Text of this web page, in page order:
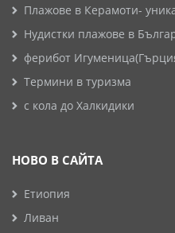
Плажове в Керамоти-
Нудистки плажове в
ферибот
Термини в туризма
с кола до Халкидики
НОВО В САЙТА
Етиопия
Ливан